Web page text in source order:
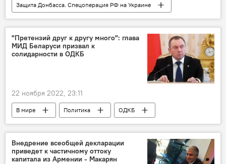
Защита Донбасса. Спецоперация РФ на Украине
В мире
Украина
Россия
Вооруженные силы
"Претензий друг к другу много": глава
МИД Беларуси призвал к
солидарности в ОДКБ
22 ноября 2022, 23:11
В мире Политика
ОДКБ
Беларусь
МИД
Внедрение всеобщей декларации
приведет к частичному оттоку
капитала из Армении - Макарян